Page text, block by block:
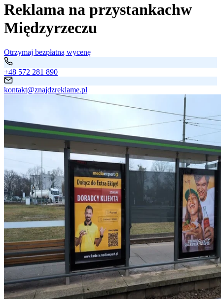
Reklama na przystankachw
Międzyrzeczu
Otrzymaj bezpłatną wycenę
+48 572 281 890
kontakt@znajdzreklame.pl